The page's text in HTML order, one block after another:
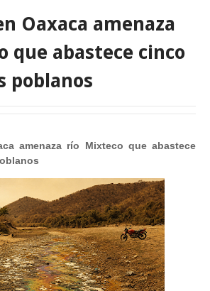
Oaxaca amenaza
que abastece cinco
poblanos
amenaza río Mixteco que abastece